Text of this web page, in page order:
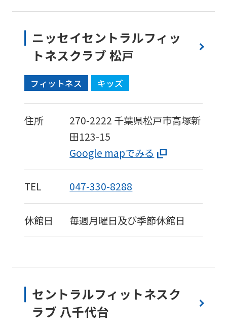
ニッセイセントラルフィッ
トネスクラブ 松戸
フィットネス キッズ
住所 270-2222 千葉県松戸市高塚新
田123-15
Google mapでみる
TEL 047-330-8288
休館日 毎週月曜日及び季節休館日
セントラルフィットネスク
ラブ 八千代台